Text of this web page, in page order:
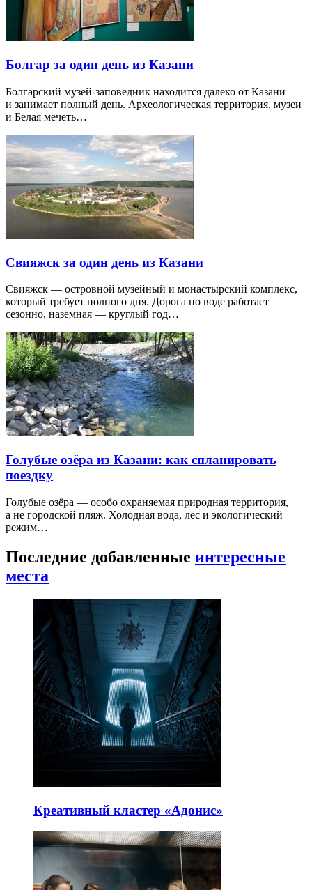
Болгар за один день из Казани
Болгарский музей-заповедник находится далеко от Казани
и занимает полный день. Археологическая территория, музеи
и Белая мечеть…
Свияжск за один день из Казани
Свияжск — островной музейный и монастырский комплекс,
который требует полного дня. Дорога по воде работает
сезонно, наземная — круглый год…
Голубые озёра из Казани: как спланировать
поездку
Голубые озёра — особо охраняемая природная территория,
а не городской пляж. Холодная вода, лес и экологический
режим…
Последние добавленные интересные
места
Креативный кластер «Адонис»